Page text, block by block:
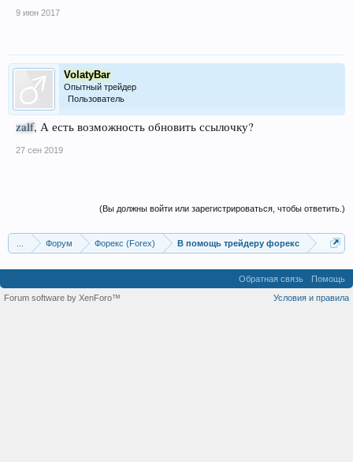
9 июн 2017
VolatyBar
Опытный трейдер
Пользователь
zalf, А есть возможность обновить ссылочку?
27 сен 2019
(Вы должны войти или зарегистрироваться, чтобы ответить.)
Форум Форекс (Forex) В помощь трейдеру форекс
Обратная связь
Помощь
Условия и правила
Forum software by XenForo™